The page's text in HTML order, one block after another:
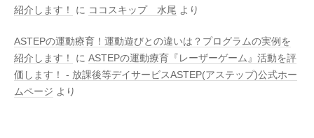
紹介します！
に ココスキップ 水尾 より
ASTEPの運動療育！運動遊びとの違いは？プログラムの実例を
紹介します！
に ASTEPの運動療育『レーザーゲーム』活動を評
価します！ - 放課後等デイサービスASTEP(アステップ)公式ホー
ムページ より